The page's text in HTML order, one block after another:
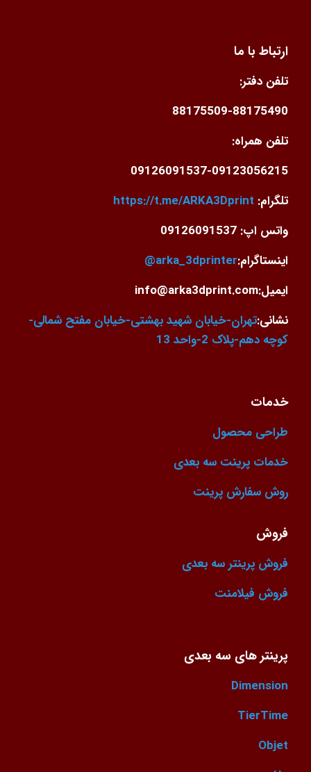
ارتباط با ما
تلفن دفتر:
88175509-88175490
تلفن همراه:
09126091537-09123056215
تلگرام: https://t.me/ARKA3Dprint
واتس اپ: 09126091537
اینستاگرام:arka_3dprinter@
ایمیل:info@arka3dprint.com
نشانی:تهران-خیابان شهید بهشتی-خیابان مفتح شمالی-
کوچه دهم-پلاک 2-واحد 13
خدمات
طراحی محصول
خدمات پرینت سه بعدی
روش سفارش پرینت
فروش
فروش پرینتر سه بعدی
فروش فیلامنت
پرینتر های سه بعدی
Dimension
TierTime
Objet